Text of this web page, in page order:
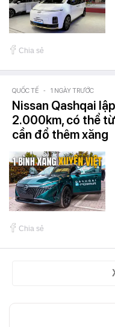
Chia sẻ
QUỐC TẾ - 1 NGÀY TRƯỚC
Nissan Qashqai
2.000km, có thể
cần đổ thêm xăng
Chia sẻ